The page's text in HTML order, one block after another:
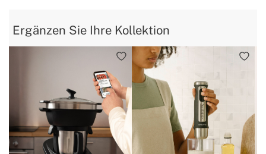
Ergänzen Sie Ihre Kollektion